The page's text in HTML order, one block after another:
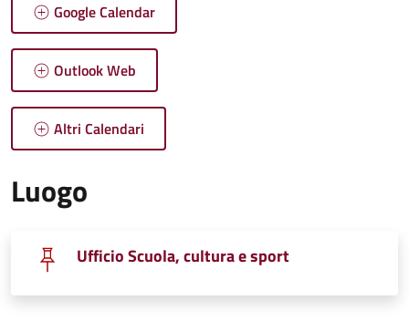
Google Calendar
Outlook Web
Altri Calendari
Luogo
Ufficio Scuola, cultura e sport